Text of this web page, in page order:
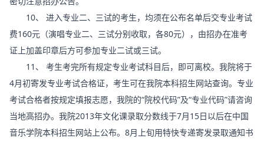
10、 进入专业二、三试的考生，均须在公布名单后交专业考试
费160元（演唱专业二、三试分别收取，各80元），由招办在准考
证上加盖印章后方可参加专业二试或三试。
11、 考生考完所有规定专业考试科目后，即可离校。我院将于
4月初寄发专业考试合格证，考生可在我院本科招生网站查询。专业
考试合格者按规定填报志愿，我院的“院校代码”及“专业代码”请咨询
当地高招办。我院2013年文化课录取分数线于7月15日以后在中国
音乐学院本科招生网站上公布。8月上旬用特快专递寄发录取通知书